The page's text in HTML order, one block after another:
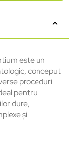
este un
conceput
proceduri
pentru
dure,
și